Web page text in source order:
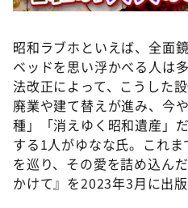
昭和ラブホといえば、全面
ベッドを思い浮かべる人は
法改正によって、こうした
廃業や建て替えが進み、今
種」「消えゆく昭和遺産」
する1人がゆなな氏。これ
を巡り、その愛を詰め込ん
かけて』を2023年3月に出版